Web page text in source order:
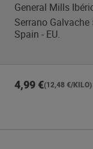
General Mills
Serrano
Spain - EU.
4,99 €(12,48 €/KILO)